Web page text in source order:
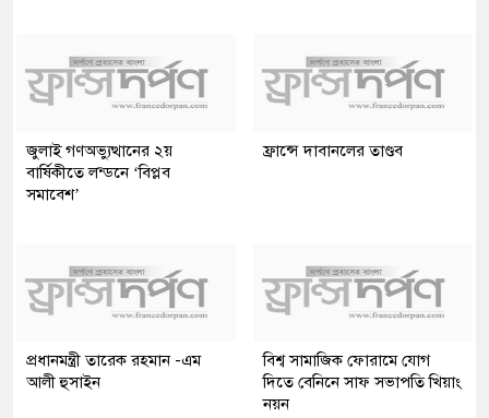
জুলাই গণঅভ্যুত্থানের ২য়
বার্ষিকীতে লন্ডনে ‘বিপ্লব
সমাবেশ’
ফ্রান্সে দাবানলের তাণ্ডব
প্রধানমন্ত্রী তারেক রহমান -এম
আলী হুসাইন
বিশ্ব সামাজিক ফোরামে যোগ
দিতে বেনিনে সাফ সভাপতি খিয়াং
নয়ন